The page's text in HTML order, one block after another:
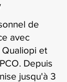
de
avec
et
Depuis
jusqu'à 3